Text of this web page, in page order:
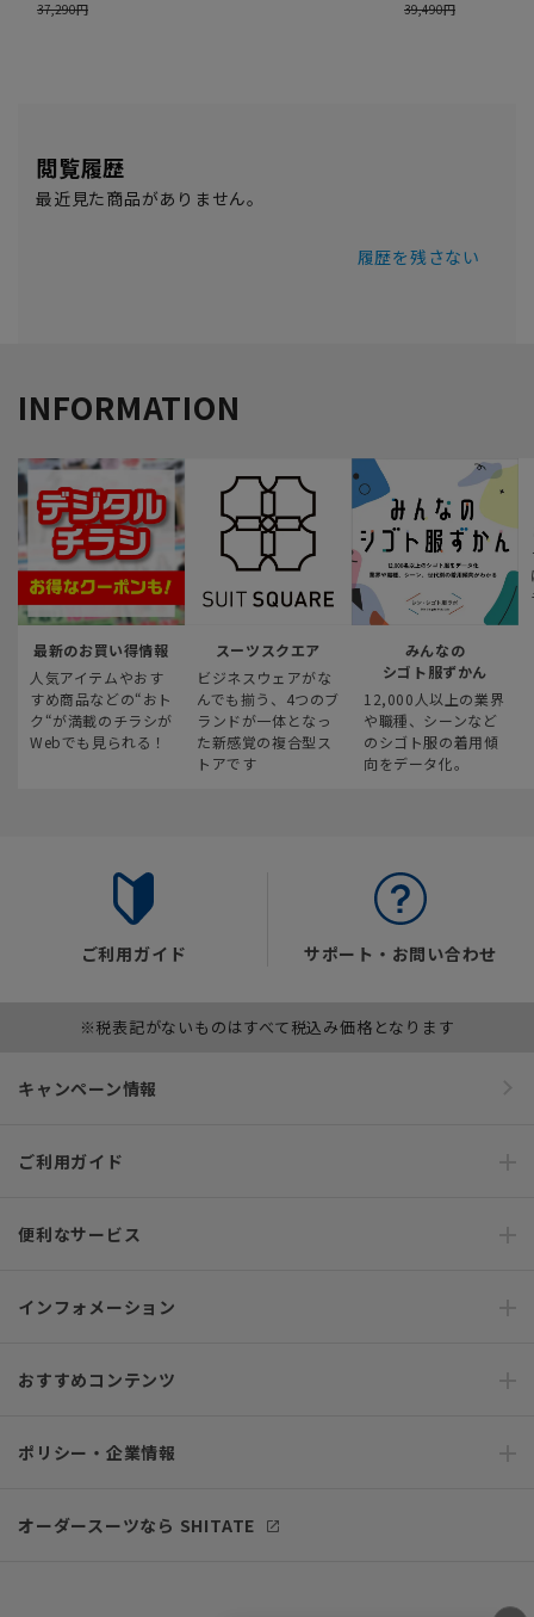
閲覧履歴
最近見た商品がありません。
履歴を残さない
INFORMATION
最新のお買い得情報
人気アイテムやおす
すめ商品などの“おト
ク“が満載のチラシが
Webでも見られる！
スーツスクエア
ビジネスウェアがな
んでも揃う、4つのブ
ランドが一体となっ
た新感覚の複合型ス
トアです
みんなの
シゴト服ずかん
12,000人以上の業界
や職種、シーンなど
のシゴト服の着用傾
向をデータ化。
ご利用ガイド サポート・お問い合わせ
※税表記がないものはすべて税込み価格となります
キャンペーン情報
ご利用ガイド
便利なサービス
インフォメーション
おすすめコンテンツ
ポリシー・企業情報
オーダースーツなら SHITATE